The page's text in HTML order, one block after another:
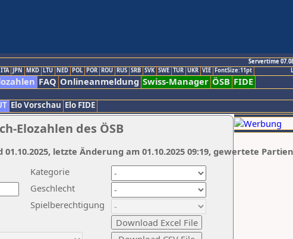
Servertime
ITA JPN MKD LTU NED POL POR ROU RUS SRB SVK SWE TUR UKR VIE FontSize:11pt
FAQ Onlineanmeldung Swiss-Manager ÖSB FIDE
Elo Vorschau Elo FIDE
Elozahlen des ÖSB
Kategorie
Geschlecht
Spielberechtigung
01.10.2025, letzte Änderung am 01.10.2025 09:19, gewertete